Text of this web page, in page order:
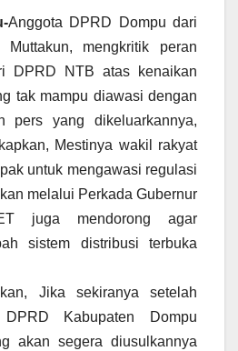
Anggota DPRD Dompu dari
mengkritik peran
DPRD NTB atas kenaikan
tak mampu diawasi dengan
pers yang dikeluarkannya,
Mestinya wakil rakyat
untuk mengawasi regulasi
melalui Perkada Gubernur
juga mendorong agar
sistem distribusi terbuka
Jika sekiranya setelah
Kabupaten Dompu
akan segera diusulkannya